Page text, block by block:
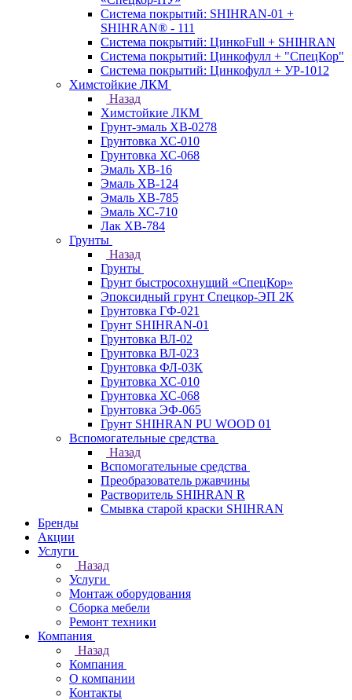
Система покрытий: SHIHRAN-01 +
SHIHRAN® - 111
Система покрытий: ЦинкоFull + SHIHRAN
Система покрытий: Цинкофулл + "СпецКор"
Система покрытий: Цинкофулл + УР-1012
Химстойкие ЛКМ
Назад
Химстойкие ЛКМ
Грунт-эмаль ХВ-0278
Грунтовка ХС-010
Грунтовка ХС-068
Эмаль ХВ-16
Эмаль ХВ-124
Эмаль ХВ-785
Эмаль ХС-710
Лак ХВ-784
Грунты
Назад
Грунты
Грунт быстросохнущий «СпецКор»
Эпоксидный грунт Спецкор-ЭП 2К
Грунтовка ГФ-021
Грунт SHIHRAN-01
Грунтовка ВЛ-02
Грунтовка ВЛ-023
Грунтовка ФЛ-03К
Грунтовка ХС-010
Грунтовка ХС-068
Грунтовка ЭФ-065
Грунт SHIHRAN PU WOOD 01
Вспомогательные средства
Назад
Вспомогательные средства
Преобразователь ржавчины
Растворитель SHIHRAN R
Смывка старой краски SHIHRAN
Бренды
Акции
Услуги
Назад
Услуги
Монтаж оборудования
Сборка мебели
Ремонт техники
Компания
Назад
Компания
О компании
Контакты